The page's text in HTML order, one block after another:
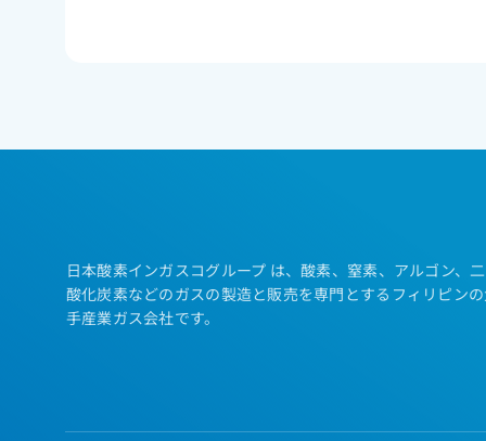
日本酸素インガスコグループ は、酸素、窒素、アルゴン、二
酸化炭素などのガスの製造と販売を専門とするフィリピン
手産業ガス会社です。